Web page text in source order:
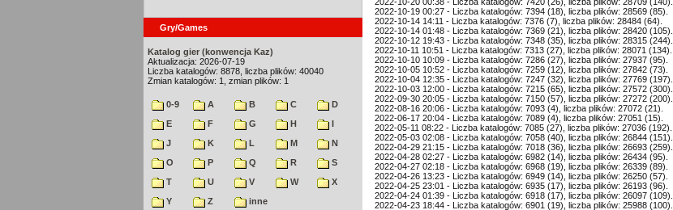
Gry/Games
Katalog gier (konwencja Kaz)
Aktualizacja: 2026-07-19
Liczba katalogów: 8878, liczba plików: 40040
Zmian katalogów: 1, zmian plików: 1
0-9 A B C
D
E
F G H
I
J
K L M
N
O
P Q R
S
T
U V W
X
Y
Z
inne
2022-10-20 00:38 - Liczba katalogów: 7420 (26), liczba plików: 28709 (140).
2022-10-19 00:27 - Liczba katalogów: 7394 (18), liczba plików: 28569 (85).
2022-10-14 14:11 - Liczba katalogów: 7376 (7), liczba plików: 28484 (64).
2022-10-14 01:48 - Liczba katalogów: 7369 (21), liczba plików: 28420 (105).
2022-10-12 19:43 - Liczba katalogów: 7348 (35), liczba plików: 28315 (244).
2022-10-11 10:51 - Liczba katalogów: 7313 (27), liczba plików: 28071 (134).
2022-10-10 10:09 - Liczba katalogów: 7286 (27), liczba plików: 27937 (95).
2022-10-05 10:52 - Liczba katalogów: 7259 (12), liczba plików: 27842 (73).
2022-10-04 12:35 - Liczba katalogów: 7247 (32), liczba plików: 27769 (197).
2022-10-03 12:00 - Liczba katalogów: 7215 (65), liczba plików: 27572 (300).
2022-09-30 20:05 - Liczba katalogów: 7150 (57), liczba plików: 27272 (200).
2022-08-16 20:06 - Liczba katalogów: 7093 (4), liczba plików: 27072 (21).
2022-06-17 20:04 - Liczba katalogów: 7089 (4), liczba plików: 27051 (15).
2022-05-11 08:22 - Liczba katalogów: 7085 (27), liczba plików: 27036 (192).
2022-05-03 02:08 - Liczba katalogów: 7058 (40), liczba plików: 26844 (151).
2022-04-29 21:15 - Liczba katalogów: 7018 (36), liczba plików: 26693 (259).
2022-04-28 02:27 - Liczba katalogów: 6982 (14), liczba plików: 26434 (95).
2022-04-27 02:18 - Liczba katalogów: 6968 (19), liczba plików: 26339 (89).
2022-04-26 13:23 - Liczba katalogów: 6949 (14), liczba plików: 26250 (57).
2022-04-25 23:01 - Liczba katalogów: 6935 (17), liczba plików: 26193 (96).
2022-04-24 01:39 - Liczba katalogów: 6918 (17), liczba plików: 26097 (109).
2022-04-23 18:44 - Liczba katalogów: 6901 (19), liczba plików: 25988 (100).